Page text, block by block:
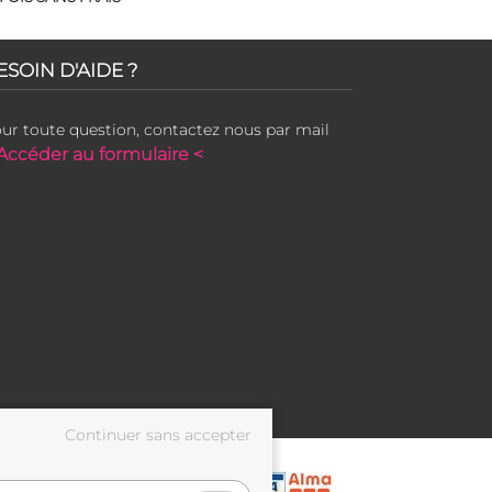
D'AIDE ?
toute question, contactez nous par mail
au formulaire <